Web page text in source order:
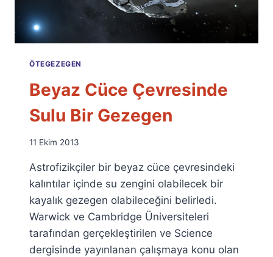
ÖTEGEZEGEN
Beyaz Cüce Çevresinde
Sulu Bir Gezegen
By
Fuat
Özyar
11 Ekim 2013
Astrofizikçiler bir beyaz cüce çevresindeki
kalıntılar içinde su zengini olabilecek bir
kayalık gezegen olabileceğini belirledi.
Warwick ve Cambridge Üniversiteleri
tarafından gerçekleştirilen ve Science
dergisinde yayınlanan çalışmaya konu olan